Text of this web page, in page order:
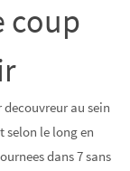
coup
au sein
selon le long en
dans 7 sans